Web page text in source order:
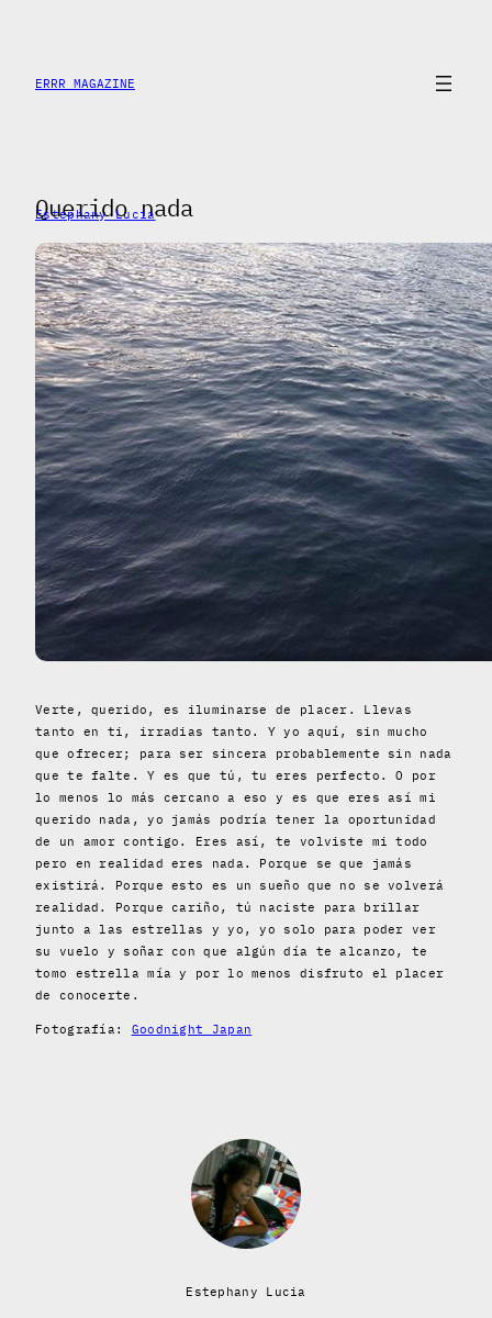
contenido
ERRR MAGAZINE
Querido nada
Estephany Lucia
Verte, querido, es iluminarse de placer. Llevas
tanto en ti, irradias tanto. Y yo aquí, sin mucho
que ofrecer; para ser sincera probablemente sin nada
que te falte. Y es que tú, tu eres perfecto. O por
lo menos lo más cercano a eso y es que eres así mi
querido nada, yo jamás podría tener la oportunidad
de un amor contigo. Eres así, te volviste mi todo
pero en realidad eres nada. Porque se que jamás
existirá. Porque esto es un sueño que no se volverá
realidad. Porque cariño, tú naciste para brillar
junto a las estrellas y yo, yo solo para poder ver
su vuelo y soñar con que algún día te alcanzo, te
tomo estrella mía y por lo menos disfruto el placer
de conocerte.
Fotografía: Goodnight Japan
Estephany Lucia